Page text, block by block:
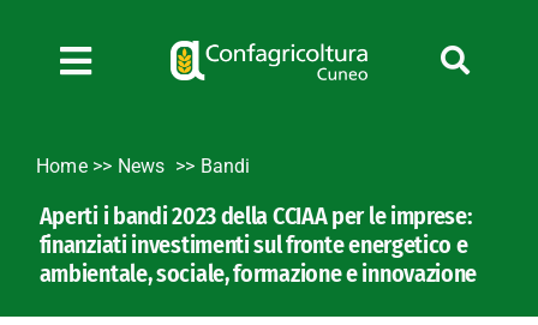
contenuto
Toggle
News
Bandi
Formazione
Home>> News Bandi
Aperti i bandi 2023 della CCIAA per le imprese:
finanziati investimenti sul fronte energetico e
ambientale, sociale, formazione e innovazione